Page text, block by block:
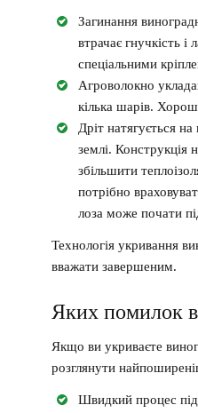
Загинання
втрачає гнучкість
спеціальними
Агроволокно
кілька шарів.
Дріт натягується
землі. Конструкція
збільшити
потрібно
лоза може почати
Технологія укривання
вважати завершеним.
Яких помилок
Якщо ви укриваєте
розглянути
Швидкий процес